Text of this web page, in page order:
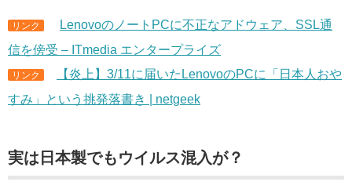
リンク
LenovoのノートPCに不正なアドウェア、SSL通
信を傍受 – ITmedia エンタープライズ
リンク
【炎上】3/11に届いたLenovoのPCに「日本人おや
すみ」という挑発落書き | netgeek
実は日本製でもウイルス混入が？